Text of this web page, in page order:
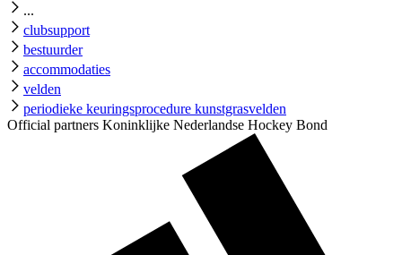
...
clubsupport
bestuurder
accommodaties
velden
periodieke keuringsprocedure kunstgrasvelden
Official partners Koninklijke Nederlandse Hockey Bond